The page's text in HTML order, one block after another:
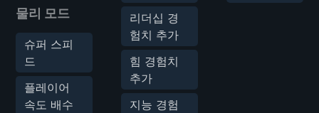
물리 모드
슈퍼 스피
드
플레이어
속도 배수
리더십 경
험치 추가
힘 경험치
추가
지능 경험